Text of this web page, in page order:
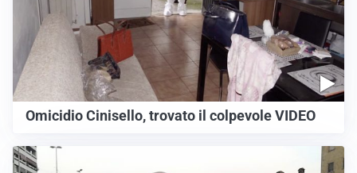
Omicidio Cinisello, trovato il colpevole VIDEO